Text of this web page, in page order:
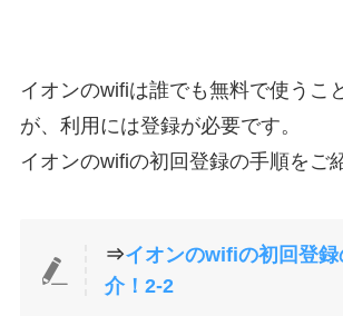
イオンのwifiは誰でも無料で使うこ
が、利用には登録が必要です。
イオンのwifiの初回登録の手順をご
⇒イオンのwifiの初回登
介！2-2